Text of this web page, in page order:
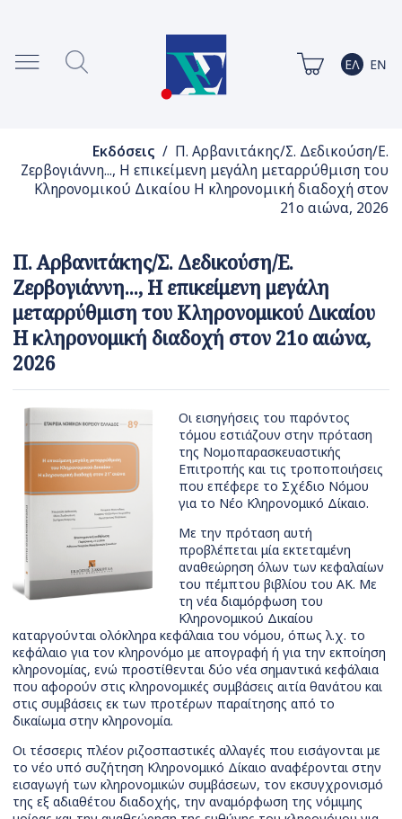
Εκδόσεις / Π. Αρβανιτάκης/Σ. Δεδικούση/Ε.
Ζερβογιάννη..., Η επικείμενη μεγάλη μεταρρύθμιση του
Κληρονομικού Δικαίου Η κληρονομική διαδοχή στον
21ο αιώνα, 2026
Π. Αρβανιτάκης/Σ. Δεδικούση/Ε.
Ζερβογιάννη..., Η επικείμενη μεγάλη
μεταρρύθμιση του Κληρονομικού Δικαίου
Η κληρονομική διαδοχή στον 21ο αιώνα,
2026
Οι εισηγήσεις του παρόντος
τόμου εστιάζουν στην πρόταση
της Νομοπαρασκευαστικής
Επιτροπής και τις τροποποιήσεις
που επέφερε το Σχέδιο Νόμου
για το Νέο Κληρονομικό Δίκαιο.
Με την πρόταση αυτή
προβλέπεται μία εκτεταμένη
αναθεώρηση όλων των κεφαλαίων
του πέμπτου βιβλίου του ΑΚ. Με
τη νέα διαμόρφωση του
Κληρονομικού Δικαίου
καταργούνται ολόκληρα κεφάλαια του νόμου, όπως λ.χ. το
κεφάλαιο για τον κληρονόμο με απογραφή ή για την εκποίηση
κληρονομίας, ενώ προστίθενται δύο νέα σημαντικά κεφάλαια
που αφορούν στις κληρονομικές συμβάσεις αιτία θανάτου και
στις συμβάσεις εκ των προτέρων παραίτησης από το
δικαίωμα στην κληρονομία.
Οι τέσσερις πλέον ριζοσπαστικές αλλαγές που εισάγονται με
το νέο υπό συζήτηση Κληρονομικό Δίκαιο αναφέρονται στην
εισαγωγή των κληρονομικών συμβάσεων, τον εκσυγχρονισμό
της εξ αδιαθέτου διαδοχής, την αναμόρφωση της νόμιμης